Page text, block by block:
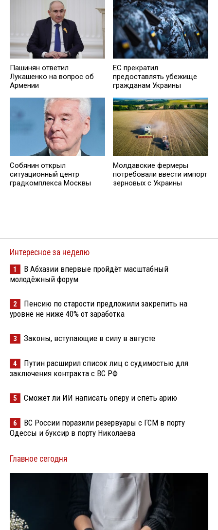
Пашинян ответил
Лукашенко на вопрос об
Армении
ЕС прекратил
предоставлять убежище
гражданам Украины
Собянин открыл
ситуационный центр
градкомплекса Москвы
Молдавские фермеры
потребовали ввести импорт
зерновых с Украины
Интересное за неделю
1
В Абхазии впервые пройдёт масштабный
молодёжный форум
2
Пенсию по старости предложили закрепить на
уровне не ниже 40% от заработка
3 Законы, вступающие в силу в августе
4
Путин расширил список лиц с судимостью для
заключения контракта с ВС РФ
5 Сможет ли ИИ написать оперу и спеть арию
6
ВС России поразили резервуары с ГСМ в порту
Одессы и буксир в порту Николаева
Главное сегодня